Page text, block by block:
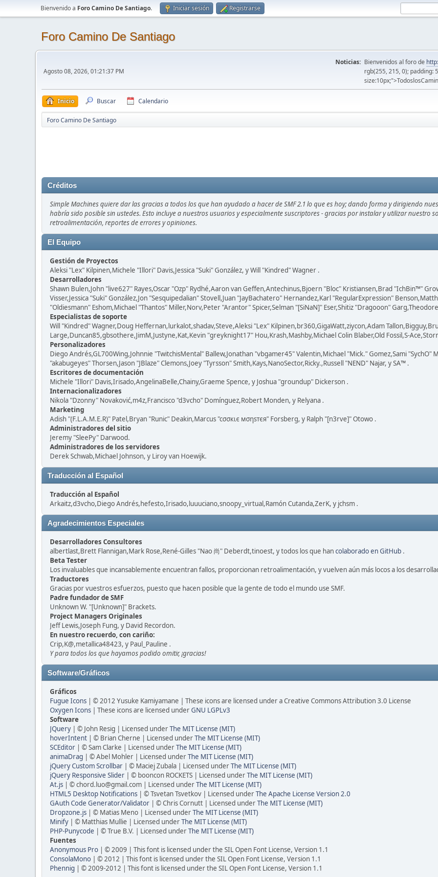
Bienvenido a Foro Camino De Santiago. Iniciar sesión Registrarse
Foro Camino De Santiago
Agosto 08, 2026, 01:21:37 PM
Noticias: Bienvenidos al foro de
rgb(255, 215, 0); padding:
Inicio Buscar Calendario
Foro Camino De Santiago
Créditos
Simple Machines quiere dar las gracias a todos los que han ayudado a hacer de SMF 2.1 lo que es hoy; dando forma y dirigiendo
habría sido posible sin ustedes. Esto incluye a nuestros usuarios y especialmente suscriptores - gracias por instalar y utilizar nuestro
retroalimentación, reportes de errores y opiniones.
El Equipo
Gestión de Proyectos
Aleksi "Lex" Kilpinen,Michele "Illori" Davis,Jessica "Suki" González, y Will "Kindred" Wagner .
Desarrolladores
Shawn Bulen,John "live627" Rayes,Oscar "Ozp" Rydhé,Aaron van Geffen,Antechinus,Bjoern "Bloc" Kristiansen,Brad "IchBin™"
Visser,Jessica "Suki" González,Jon "Sesquipedalian" Stovell,Juan "JayBachatero" Hernandez,Karl "RegularExpression"
"Oldiesmann" Eshom,Michael "Thantos" Miller,Norv,Peter "Arantor" Spicer,Selman "[SiNaN]" Eser,Shitiz "Dragooon"
Especialistas de soporte
Will "Kindred" Wagner,Doug Heffernan,lurkalot,shadav,Steve,Aleksi "Lex" Kilpinen,br360,GigaWatt,ziycon,Adam
Large,Duncan85,gbsothere,JimM,Justyne,Kat,Kevin "greyknight17" Hou,Krash,Mashby,Michael Colin Blaber,Old Fossil,S-
Personalizadores
Diego Andrés,GL700Wing,Johnnie "TwitchisMental" Ballew,Jonathan "vbgamer45" Valentin,Michael "Mick." Gomez,Sami "SychO"
"akabugeyes" Thorsen,Jason "JBlaze" Clemons,Joey "Tyrsson" Smith,Kays,NanoSector,Ricky.,Russell "NEND" Najar, y SA™ .
Escritores de documentación
Michele "Illori" Davis,Irisado,AngelinaBelle,Chainy,Graeme Spence, y Joshua "groundup" Dickerson .
Internacionalizadores
Nikola "Dzonny" Novaković,m4z,Francisco "d3vcho" Domínguez,Robert Monden, y Relyana .
Marketing
Adish "(F.L.A.M.E.R)" Patel,Bryan "Runic" Deakin,Marcus "cσσкιє мσηѕтєя" Forsberg, y Ralph "[n3rve]" Otowo .
Administradores del sitio
Jeremy "SleePy" Darwood.
Administradores de los servidores
Derek Schwab,Michael Johnson, y Liroy van Hoewijk.
Traducción al Español
Traducción al Español
Arkaitz,d3vcho,Diego Andrés,hefesto,Irisado,luuuciano,snoopy_virtual,Ramón Cutanda,ZerK, y jchsm .
Agradecimientos Especiales
Desarrolladores Consultores
albertlast,Brett Flannigan,Mark Rose,René-Gilles "Nao 尚" Deberdt,tinoest, y todos los que hancolaborado en GitHub .
Beta Tester
Los invaluables que incansablemente encuentran fallos, proporcionan retroalimentación, y vuelven aún más locos a los
Traductores
Gracias por vuestros esfuerzos, puesto que hacen posible que la gente de todo el mundo use SMF.
Padre fundador de SMF
Unknown W. "[Unknown]" Brackets.
Project Managers Originales
Jeff Lewis,Joseph Fung, y David Recordon.
En nuestro recuerdo, con cariño:
Crip,K@,metallica48423, y Paul_Pauline .
Y para todos los que hayamos podido omitir, ¡gracias!
Software/Gráficos
Gráficos
Fugue Icons | © 2012 Yusuke Kamiyamane | These icons are licensed under a Creative Commons Attribution 3.0 License
Oxygen Icons | These icons are licensed underGNU LGPLv3
Software
JQuery | © John Resig | Licensed underThe MIT License (MIT)
hoverIntent | © Brian Cherne | Licensed underThe MIT License (MIT)
SCEditor | © Sam Clarke | Licensed underThe MIT License (MIT)
animaDrag | © Abel Mohler | Licensed underThe MIT License (MIT)
jQuery Custom Scrollbar | © Maciej Zubala | Licensed underThe MIT License (MIT)
jQuery Responsive Slider | © booncon ROCKETS | Licensed underThe MIT License (MIT)
At.js | © chord.luo@gmail.com | Licensed underThe MIT License (MIT)
HTML5 Desktop Notifications | © Tsvetan Tsvetkov | Licensed underThe Apache License Version 2.0
GAuth Code Generator/Validator | © Chris Cornutt | Licensed underThe MIT License (MIT)
Dropzone.js | © Matias Meno | Licensed underThe MIT License (MIT)
Minify | © Matthias Mullie | Licensed underThe MIT License (MIT)
PHP-Punycode | © True B.V. | Licensed underThe MIT License (MIT)
Fuentes
Anonymous Pro | © 2009 | This font is licensed under the SIL Open Font License, Version 1.1
ConsolaMono | © 2012 | This font is licensed under the SIL Open Font License, Version 1.1
Phennig | © 2009-2012 | This font is licensed under the SIL Open Font License, Version 1.1